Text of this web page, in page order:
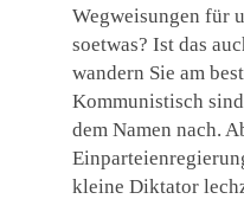
Wegweisungen für
soetwas? Ist das
wandern Sie am
Kommunistisch
dem Namen nach.
kleine Diktator